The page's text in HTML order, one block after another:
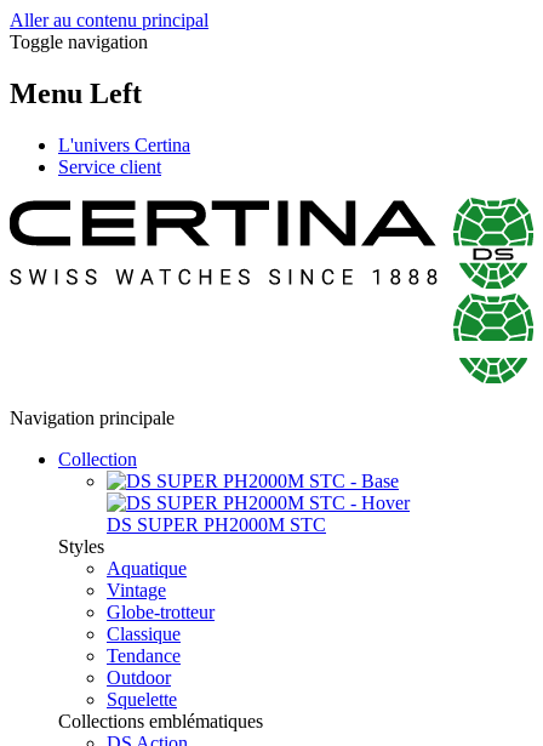
Aller au contenu principal
Toggle navigation
Menu Left
L'univers Certina
Service client
Navigation principale
Collection
DS SUPER PH2000M STC
Styles
Aquatique
Vintage
Globe-trotteur
Classique
Tendance
Outdoor
Squelette
Collections emblématiques